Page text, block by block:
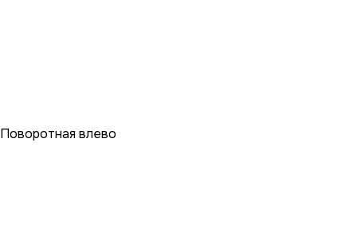
Поворотная влево